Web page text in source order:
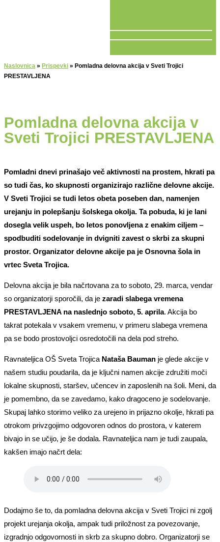
Naslovnica » Prispevki » Pomladna delovna akcija v Sveti Trojici
PRESTAVLJENA
Pomladna delovna akcija v
Sveti Trojici PRESTAVLJENA
Pomladni dnevi prinašajo več aktivnosti na prostem, hkrati pa
so tudi čas, ko skupnosti organizirajo različne delovne akcije.
V Sveti Trojici se tudi letos obeta poseben dan, namenjen
urejanju in polepšanju šolskega okolja. Ta pobuda, ki je lani
dosegla velik uspeh, bo letos ponovljena z enakim ciljem –
spodbuditi sodelovanje in dvigniti zavest o skrbi za skupni
prostor. Organizator delovne akcije pa je Osnovna šola in
vrtec Sveta Trojica.
Delovna akcija je bila načrtovana za to soboto, 29. marca, vendar
so organizatorji sporočili, da je zaradi slabega vremena
PRESTAVLJENA na naslednjo soboto, 5. aprila. Akcija bo
takrat potekala v vsakem vremenu, v primeru slabega vremena
pa se bodo prostovoljci osredotočili na dela pod streho.
Ravnateljica OŠ Sveta Trojica Nataša Bauman je glede akcije v
našem studiu poudarila, da je ključni namen akcije združiti moči
lokalne skupnosti, staršev, učencev in zaposlenih na šoli. Meni, da
je pomembno, da se zavedamo, kako dragoceno je sodelovanje.
Skupaj lahko storimo veliko za urejeno in prijazno okolje, hkrati pa
otrokom privzgojimo odgovoren odnos do prostora, v katerem
bivajo in se učijo, je še dodala. Ravnateljica nam je tudi zaupala,
kakšen imajo načrt dela:
Dodajmo še to, da pomladna delovna akcija v Sveti Trojici ni zgolj
projekt urejanja okolja, ampak tudi priložnost za povezovanje,
izgradnjo odgovornosti in skrb za skupno dobro. Organizatorji se